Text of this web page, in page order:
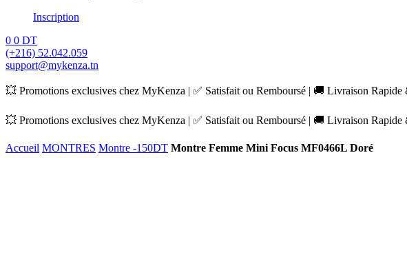
Inscription
0 0 DT
(+216) 52.042.059
support@mykenza.tn
💥 Promotions exclusives chez MyKenza | ✅ Satisfait ou Remboursé | 🚚 Livraison
💥 Promotions exclusives chez MyKenza | ✅ Satisfait ou Remboursé | 🚚 Livraison
Accueil MONTRES Montre -150DT Montre Femme Mini Focus MF0466L Doré